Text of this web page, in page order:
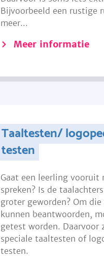
Bijvoorbeeld een rustige
meer...
Meer informatie
Taaltesten/
testen
Gaat een leerling vooruit
spreken? Is de
groter geworden? Om
kunnen beantwoorden,
getest worden. Daarvoor
speciale taaltesten of
testen.